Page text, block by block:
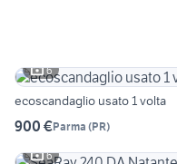
6
ecoscandaglio usato 1 volta
900 €Parma (PR)
6